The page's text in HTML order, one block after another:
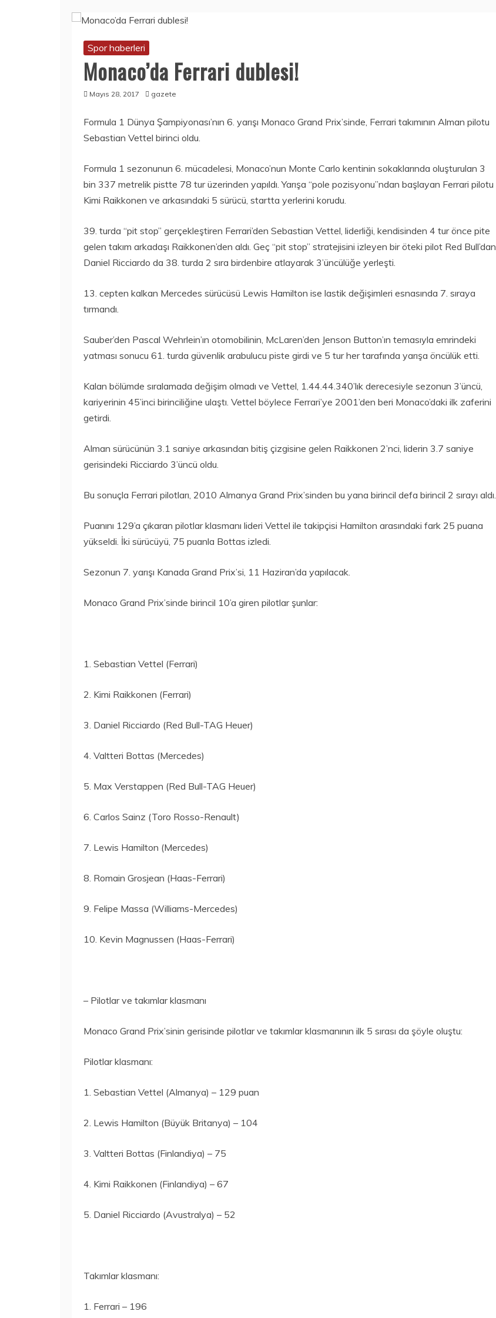
Spor haberleri
Monaco’da Ferrari dublesi!
Mayıs 28, 2017 gazete
Formula 1 Dünya Şampiyonası’nın 6. yarışı Monaco Grand Prix’sinde, Ferrari takımının Alman pilotu
Sebastian Vettel birinci oldu.
Formula 1 sezonunun 6. mücadelesi, Monaco’nun Monte Carlo kentinin sokaklarında oluşturulan 3
bin 337 metrelik pistte 78 tur üzerinden yapıldı. Yarışa “pole pozisyonu”ndan başlayan Ferrari pilotu
Kimi Raikkonen ve arkasındaki 5 sürücü, startta yerlerini korudu.
39. turda “pit stop” gerçekleştiren Ferrari’den Sebastian Vettel, liderliği, kendisinden 4 tur önce pite
gelen takım arkadaşı Raikkonen’den aldı. Geç “pit stop” stratejisini izleyen bir öteki pilot Red Bull’dan
Daniel Ricciardo da 38. turda 2 sıra birdenbire atlayarak 3’üncülüğe yerleşti.
13. cepten kalkan Mercedes sürücüsü Lewis Hamilton ise lastik değişimleri esnasında 7. sıraya
tırmandı.
Sauber’den Pascal Wehrlein’ın otomobilinin, McLaren’den Jenson Button’ın temasıyla emrindeki
yatması sonucu 61. turda güvenlik arabulucu piste girdi ve 5 tur her tarafında yarışa öncülük etti.
Kalan bölümde sıralamada değişim olmadı ve Vettel, 1.44.44.340’lık derecesiyle sezonun 3’üncü,
kariyerinin 45’inci birinciliğine ulaştı. Vettel böylece Ferrari’ye 2001’den beri Monaco’daki ilk zaferini
getirdi.
Alman sürücünün 3.1 saniye arkasından bitiş çizgisine gelen Raikkonen 2’nci, liderin 3.7 saniye
gerisindeki Ricciardo 3’üncü oldu.
Bu sonuçla Ferrari pilotları, 2010 Almanya Grand Prix’sinden bu yana birincil defa birincil 2 sırayı aldı.
Puanını 129’a çıkaran pilotlar klasmanı lideri Vettel ile takipçisi Hamilton arasındaki fark 25 puana
yükseldi. İki sürücüyü, 75 puanla Bottas izledi.
Sezonun 7. yarışı Kanada Grand Prix’si, 11 Haziran’da yapılacak.
Monaco Grand Prix’sinde birincil 10’a giren pilotlar şunlar:
1. Sebastian Vettel (Ferrari)
2. Kimi Raikkonen (Ferrari)
3. Daniel Ricciardo (Red Bull-TAG Heuer)
4. Valtteri Bottas (Mercedes)
5. Max Verstappen (Red Bull-TAG Heuer)
6. Carlos Sainz (Toro Rosso-Renault)
7. Lewis Hamilton (Mercedes)
8. Romain Grosjean (Haas-Ferrari)
9. Felipe Massa (Williams-Mercedes)
10. Kevin Magnussen (Haas-Ferrari)
– Pilotlar ve takımlar klasmanı
Monaco Grand Prix’sinin gerisinde pilotlar ve takımlar klasmanının ilk 5 sırası da şöyle oluştu:
Pilotlar klasmanı:
1. Sebastian Vettel (Almanya) – 129 puan
2. Lewis Hamilton (Büyük Britanya) – 104
3. Valtteri Bottas (Finlandiya) – 75
4. Kimi Raikkonen (Finlandiya) – 67
5. Daniel Ricciardo (Avustralya) – 52
Takımlar klasmanı:
1. Ferrari – 196